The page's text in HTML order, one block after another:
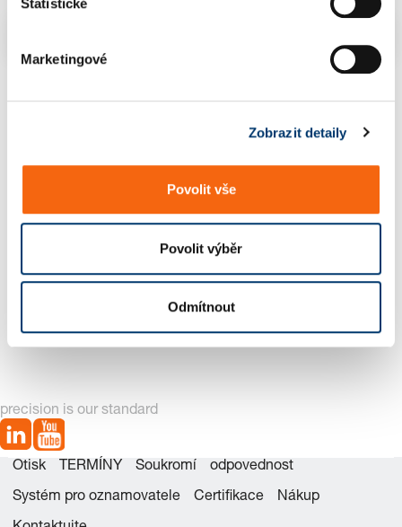
Statistické
Marketingové
Zobrazit detaily
Povolit vše
Povolit výběr
Odmítnout
2444.12___2444.13 Distanční deska vroubkované , s
precision is our standard
Otisk TERMÍNY Soukromí odpovednost
Systém pro oznamovatele Certifikace Nákup